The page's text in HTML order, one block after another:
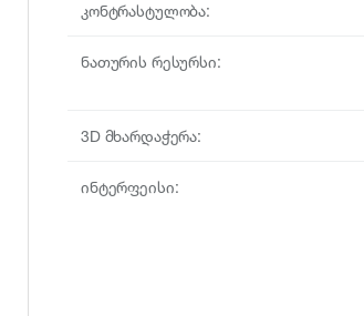
კონტრასტულობა:
ნათურის რესურსი:
3D მხარდაჭერა:
ინტერფეისი: